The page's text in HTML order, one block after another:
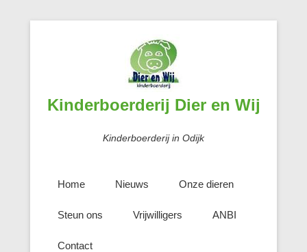
Kinderboerderij Dier en Wij
Kinderboerderij in Odijk
Home Nieuws Onze dieren
Steun ons Vrijwilligers ANBI
Contact